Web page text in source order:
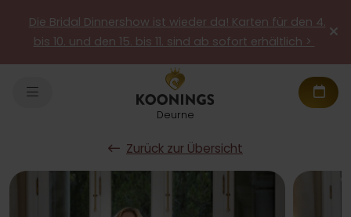
Die Bridal Dinnershow ist wieder da! Karten für den 4.
bis 10. und den 15. bis 11. sind ab sofort erhältlich >
Deurne
Zurück zur Übersicht